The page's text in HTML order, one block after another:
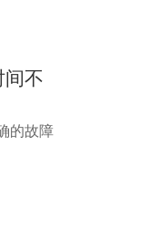
不
的故障